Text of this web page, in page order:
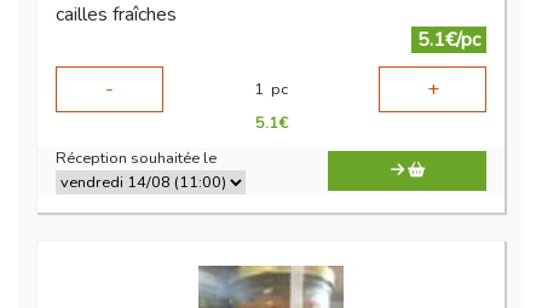
cailles fraîches
5.1€/pc
-
1 pc +
5.1€
Réception souhaitée le